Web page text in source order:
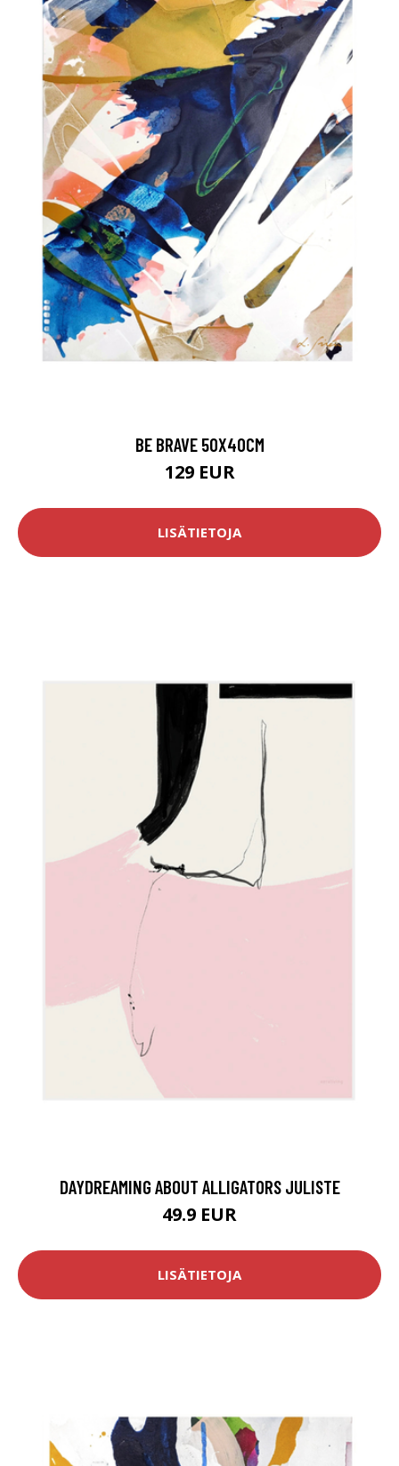
BE BRAVE 50X40CM
129 EUR
LISÄTIETOJA
DAYDREAMING ABOUT ALLIGATORS JULISTE
49.9 EUR
LISÄTIETOJA